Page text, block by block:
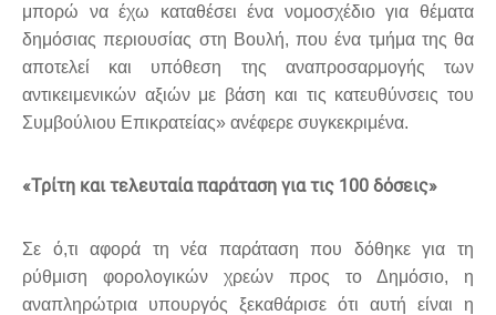
μπορώ να έχω καταθέσει ένα νομοσχέδιο για θέματα
δημόσιας περιουσίας στη Bουλή, που ένα τμήμα της θα
αποτελεί και υπόθεση της αναπροσαρμογής των
αντικειμενικών αξιών με βάση και τις κατευθύνσεις του
Συμβούλιου Επικρατείας» ανέφερε συγκεκριμένα.
«Τρίτη και τελευταία παράταση για τις 100 δόσεις»
Σε ό,τι αφορά τη νέα παράταση που δόθηκε για τη
ρύθμιση φορολογικών χρεών προς το Δημόσιο, η
αναπληρώτρια υπουργός ξεκαθάρισε ότι αυτή είναι η